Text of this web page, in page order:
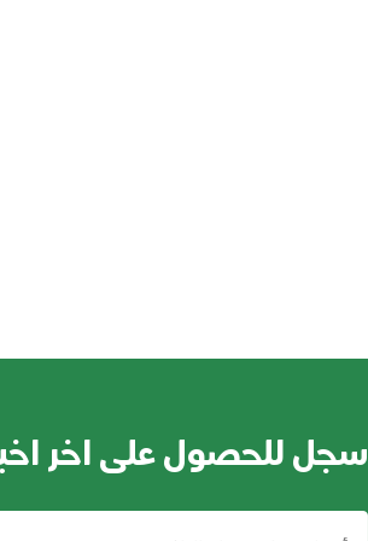
سجل للحصول على اخر